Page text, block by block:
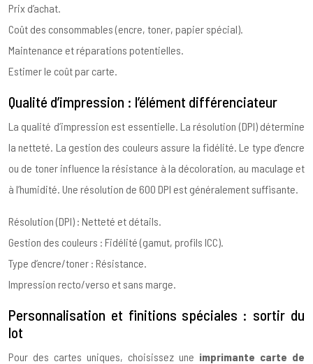
Prix d’achat.
Coût des consommables (encre, toner, papier spécial).
Maintenance et réparations potentielles.
Estimer le coût par carte.
Qualité d’impression : l’élément différenciateur
La qualité d’impression est essentielle. La résolution (DPI) détermine
la netteté. La gestion des couleurs assure la fidélité. Le type d’encre
ou de toner influence la résistance à la décoloration, au maculage et
à l’humidité. Une résolution de 600 DPI est généralement suffisante.
Résolution (DPI) : Netteté et détails.
Gestion des couleurs : Fidélité (gamut, profils ICC).
Type d’encre/toner : Résistance.
Impression recto/verso et sans marge.
Personnalisation et finitions spéciales : sortir du
lot
Pour des cartes uniques, choisissez une imprimante carte de